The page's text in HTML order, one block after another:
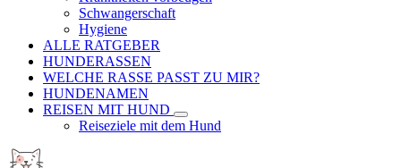
Schwangerschaft
Hygiene
ALLE RATGEBER
HUNDERASSEN
WELCHE RASSE PASST ZU MIR?
HUNDENAMEN
REISEN MIT HUND
Reiseziele mit dem Hund